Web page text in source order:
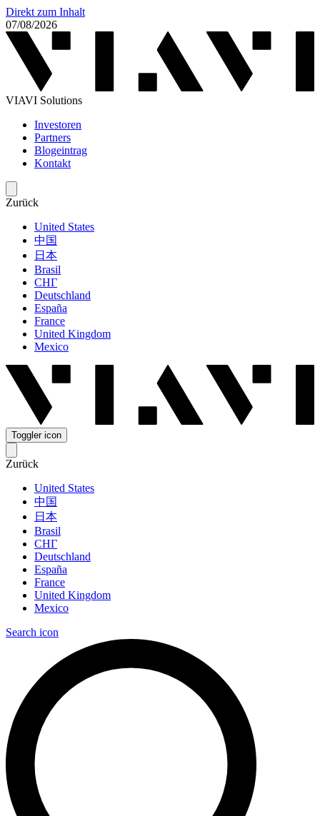
Direkt zum Inhalt
07/08/2026
VIAVI Solutions
Investoren
Partners
Blogeintrag
Kontakt
Zurück
United States
中国
日本
Brasil
СНГ
Deutschland
España
France
United Kingdom
Mexico
Toggler icon
Zurück
United States
中国
日本
Brasil
СНГ
Deutschland
España
France
United Kingdom
Mexico
Search icon